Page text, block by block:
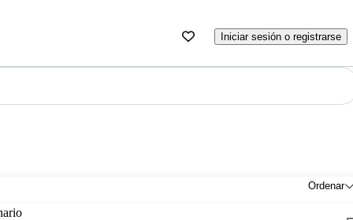
Iniciar sesión o registrarse
Ordenar